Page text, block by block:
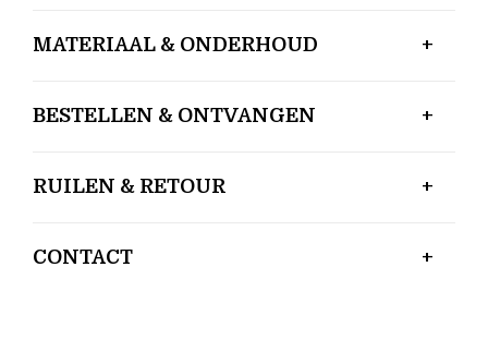
MATERIAAL & ONDERHOUD
BESTELLEN & ONTVANGEN
RUILEN & RETOUR
CONTACT